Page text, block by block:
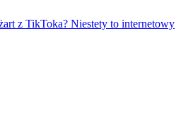
z TikToka? Niestety to internetowy